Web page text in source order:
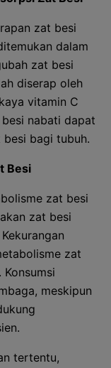
zat besi
dalam
zat besi
diserap oleh
vitamin C
nabati dapat
bagi tubuh.
Besi
zat besi
zat besi
zat
meskipun
tertentu,